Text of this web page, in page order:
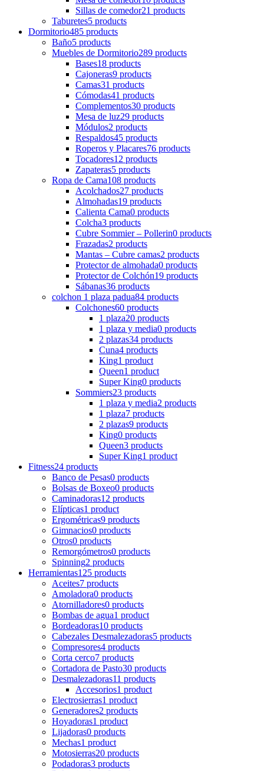
Sillas de comedor21 products
Taburetes5 products
Dormitorio485 products
Baño5 products
Muebles de Dormitorio289 products
Bases18 products
Cajoneras9 products
Camas31 products
Cómodas41 products
Complementos30 products
Mesa de luz29 products
Módulos2 products
Respaldos45 products
Roperos y Placares76 products
Tocadores12 products
Zapateras5 products
Ropa de Cama108 products
Acolchados27 products
Almohadas19 products
Calienta Cama0 products
Colcha3 products
Cubre Sommier – Pollerin0 products
Frazadas2 products
Mantas – Cubre camas2 products
Protector de almohada0 products
Protector de Colchón19 products
Sábanas36 products
colchon 1 plaza padua84 products
Colchones60 products
1 plaza20 products
1 plaza y media0 products
2 plazas34 products
Cuna4 products
King1 product
Queen1 product
Super King0 products
Sommiers23 products
1 plaza y media2 products
1 plaza7 products
2 plazas9 products
King0 products
Queen3 products
Super King1 product
Fitness24 products
Banco de Pesas0 products
Bolsas de Boxeo0 products
Caminadoras12 products
Elípticas1 product
Ergométricas9 products
Gimnacios0 products
Otros0 products
Remorgómetros0 products
Spinning2 products
Herramientas125 products
Aceites7 products
Amoladora0 products
Atornilladores0 products
Bombas de agua1 product
Bordeadoras10 products
Cabezales Desmalezadoras5 products
Compresores4 products
Corta cerco7 products
Cortadora de Pasto30 products
Desmalezadoras11 products
Accesorios1 product
Electrosierras1 product
Generadores2 products
Hoyadoras1 product
Lijadoras0 products
Mechas1 product
Motosierras20 products
Podadoras3 products